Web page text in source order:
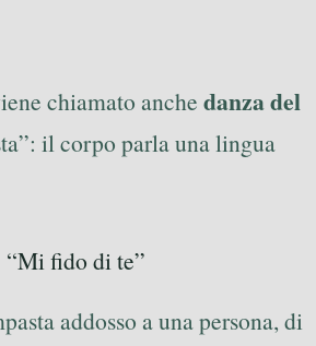
chiamato anche danza del
il corpo parla una lingua
“Mi fido di te”
addosso a una persona, di